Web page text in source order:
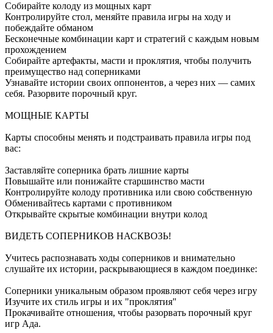
Собирайте колоду из мощных карт
Контролируйте стол, меняйте правила игры на ходу и
побеждайте обманом
Бесконечные комбинации карт и стратегий с каждым новым
прохождением
Собирайте артефакты, масти и проклятия, чтобы получить
преимущество над соперниками
Узнавайте истории своих оппонентов, а через них — самих
себя. Разорвите порочный круг.
МОЩНЫЕ КАРТЫ
Карты способны менять и подстраивать правила игры под
вас:
Заставляйте соперника брать лишние карты
Повышайте или понижайте старшинство масти
Контролируйте колоду противника или свою собственную
Обменивайтесь картами с противником
Открывайте скрытые комбинации внутри колод
ВИДЕТЬ СОПЕРНИКОВ НАСКВОЗЬ!
Учитесь распознавать ходы соперников и внимательно
слушайте их истории, раскрывающиеся в каждом поединке:
Соперники уникальным образом проявляют себя через игру
Изучите их стиль игры и их "проклятия"
Прокачивайте отношения, чтобы разорвать порочный круг
игр Ада.